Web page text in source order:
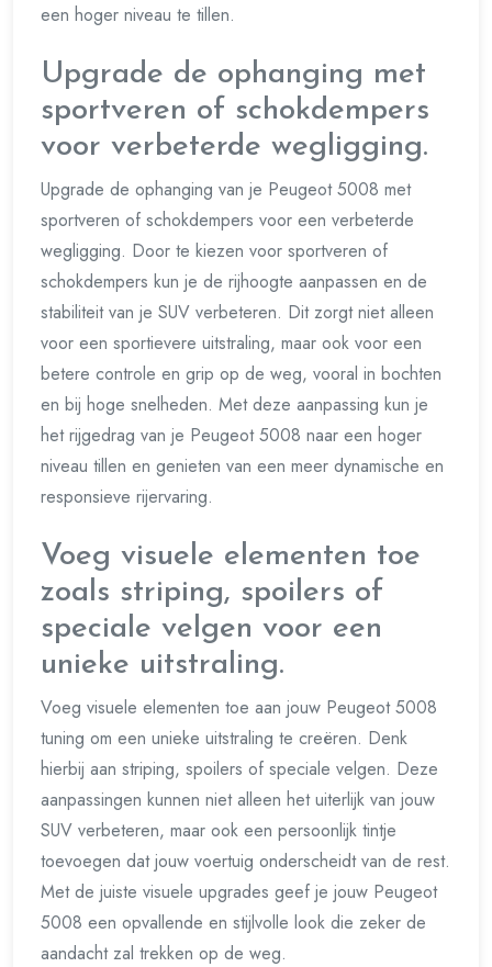
een hoger niveau te tillen.
Upgrade de ophanging met
sportveren of schokdempers
voor verbeterde wegligging.
Upgrade de ophanging van je Peugeot 5008 met
sportveren of schokdempers voor een verbeterde
wegligging. Door te kiezen voor sportveren of
schokdempers kun je de rijhoogte aanpassen en de
stabiliteit van je SUV verbeteren. Dit zorgt niet alleen
voor een sportievere uitstraling, maar ook voor een
betere controle en grip op de weg, vooral in bochten
en bij hoge snelheden. Met deze aanpassing kun je
het rijgedrag van je Peugeot 5008 naar een hoger
niveau tillen en genieten van een meer dynamische en
responsieve rijervaring.
Voeg visuele elementen toe
zoals striping, spoilers of
speciale velgen voor een
unieke uitstraling.
Voeg visuele elementen toe aan jouw Peugeot 5008
tuning om een unieke uitstraling te creëren. Denk
hierbij aan striping, spoilers of speciale velgen. Deze
aanpassingen kunnen niet alleen het uiterlijk van jouw
SUV verbeteren, maar ook een persoonlijk tintje
toevoegen dat jouw voertuig onderscheidt van de rest.
Met de juiste visuele upgrades geef je jouw Peugeot
5008 een opvallende en stijlvolle look die zeker de
aandacht zal trekken op de weg.